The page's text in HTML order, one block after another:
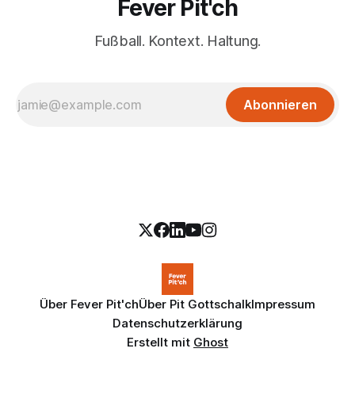
Fever Pit'ch
Fußball. Kontext. Haltung.
Abonnieren
Über Fever Pit'chÜber Pit GottschalkImpressum
Datenschutzerklärung
Erstellt mit Ghost